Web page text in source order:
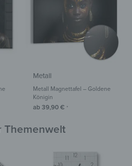
Metall
Metall Magnettafel – Goldene
Königin
ab 39,90€ *
Themenwelt